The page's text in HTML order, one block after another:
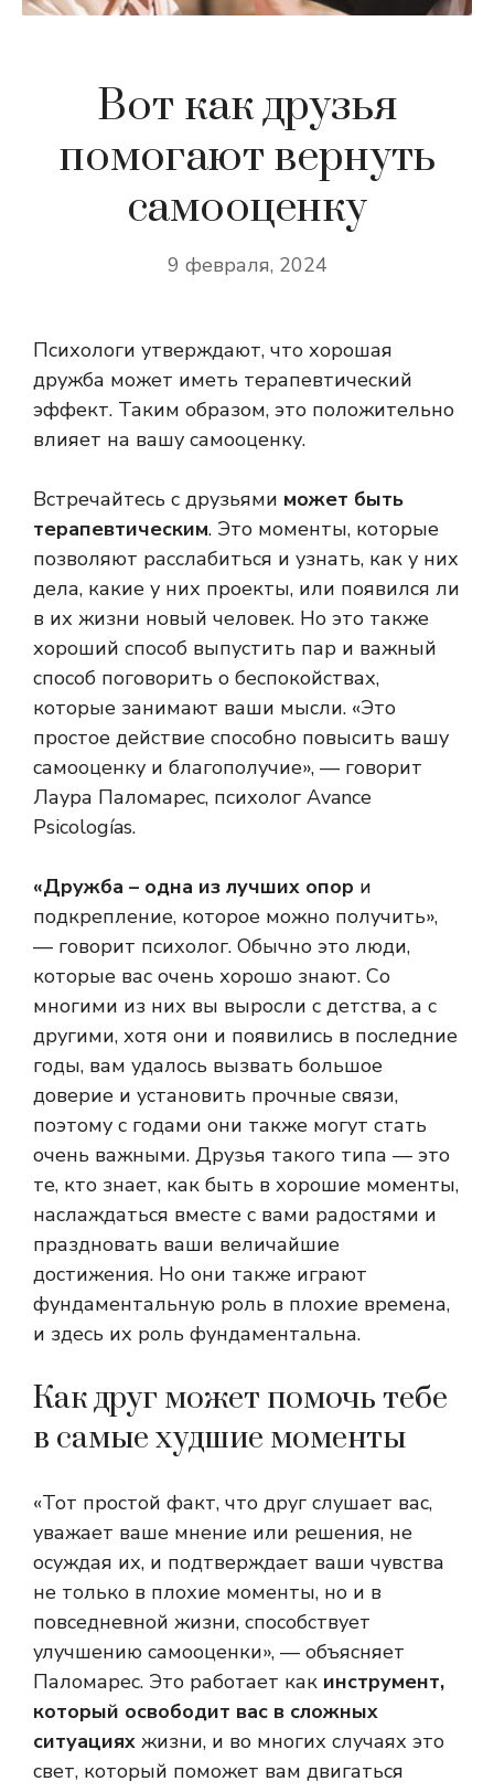
Вот как друзья
помогают вернуть
самооценку
9 февраля, 2024
Психологи утверждают, что хорошая
дружба может иметь терапевтический
эффект. Таким образом, это положительно
влияет на вашу самооценку.
Встречайтесь с друзьями может быть
терапевтическим. Это моменты, которые
позволяют расслабиться и узнать, как у них
дела, какие у них проекты, или появился ли
в их жизни новый человек. Но это также
хороший способ выпустить пар и важный
способ поговорить о беспокойствах,
которые занимают ваши мысли. «Это
простое действие способно повысить вашу
самооценку и благополучие», — говорит
Лаура Паломарес, психолог Avance
Psicologías.
«Дружба – одна из лучших опор и
подкрепление, которое можно получить»,
— говорит психолог. Обычно это люди,
которые вас очень хорошо знают. Со
многими из них вы выросли с детства, а с
другими, хотя они и появились в последние
годы, вам удалось вызвать большое
доверие и установить прочные связи,
поэтому с годами они также могут стать
очень важными. Друзья такого типа — это
те, кто знает, как быть в хорошие моменты,
наслаждаться вместе с вами радостями и
праздновать ваши величайшие
достижения. Но они также играют
фундаментальную роль в плохие времена,
и здесь их роль фундаментальна.
Как друг может помочь тебе
в самые худшие моменты
«Тот простой факт, что друг слушает вас,
уважает ваше мнение или решения, не
осуждая их, и подтверждает ваши чувства
не только в плохие моменты, но и в
повседневной жизни, способствует
улучшению самооценки», — объясняет
Паломарес. Это работает как инструмент,
который освободит вас в сложных
ситуациях жизни, и во многих случаях это
свет, который поможет вам двигаться